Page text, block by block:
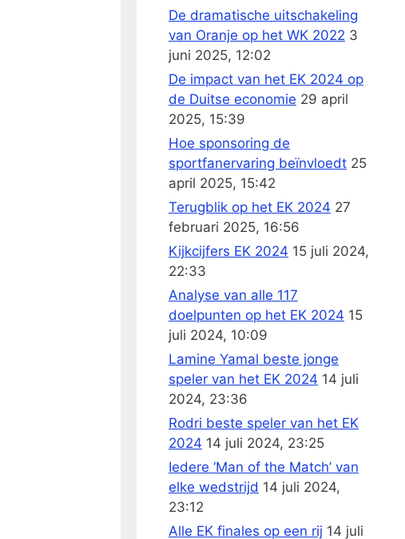
De dramatische uitschakeling
van Oranje op het WK 2022 3
juni 2025, 12:02
De impact van het EK 2024 op
de Duitse economie 29 april
2025, 15:39
Hoe sponsoring de
sportfanervaring beïnvloedt 25
april 2025, 15:42
Terugblik op het EK 2024 27
februari 2025, 16:56
Kijkcijfers EK 2024 15 juli 2024,
22:33
Analyse van alle 117
doelpunten op het EK 2024 15
juli 2024, 10:09
Lamine Yamal beste jonge
speler van het EK 2024 14 juli
2024, 23:36
Rodri beste speler van het EK
2024 14 juli 2024, 23:25
Iedere ‘Man of the Match’ van
elke wedstrijd 14 juli 2024,
23:12
Alle EK finales op een rij 14 juli